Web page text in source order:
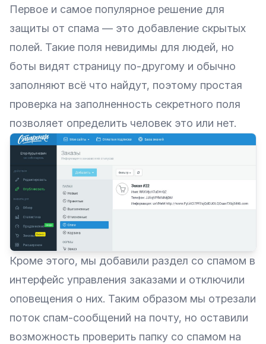
Первое и самое популярное решение для
защиты от спама — это добавление скрытых
полей. Такие поля невидимы для людей, но
боты видят страницу по-другому и обычно
заполняют всё что найдут, поэтому простая
проверка на заполненность секретного поля
позволяет определить человек это или нет.
Кроме этого, мы добавили раздел со спамом в
интерфейс управления заказами и отключили
оповещения о них. Таким образом мы отрезали
поток спам-сообщений на почту, но оставили
возможность проверить папку со спамом на